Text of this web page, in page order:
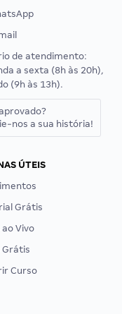
de atendimento:
a sexta (8h às 20h),
(9h às 13h).
nos a sua história!
ÚTEIS
Grátis
ao Vivo
Grátis
Curso